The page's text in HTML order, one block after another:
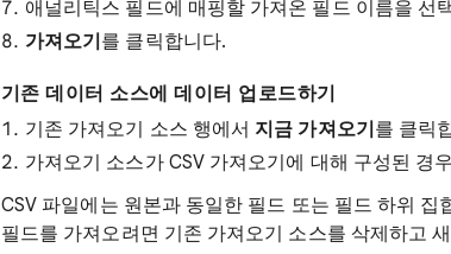
애널리틱스 필드에 매핑할 가져온 필드 이름을 선
가져오기 를 클릭합니다.
기존 데이터 소스에 데이터 업로드하기
기존 가져오기 소스 행에서 지금 가져오기 를 클릭
가져오기 소스가 CSV 가져오기에 대해 구성된 경
CSV 파일에는 원본과 동일한 필드 또는 필드 하위
필드를 가져오려면 기존 가져오기 소스를 삭제하고